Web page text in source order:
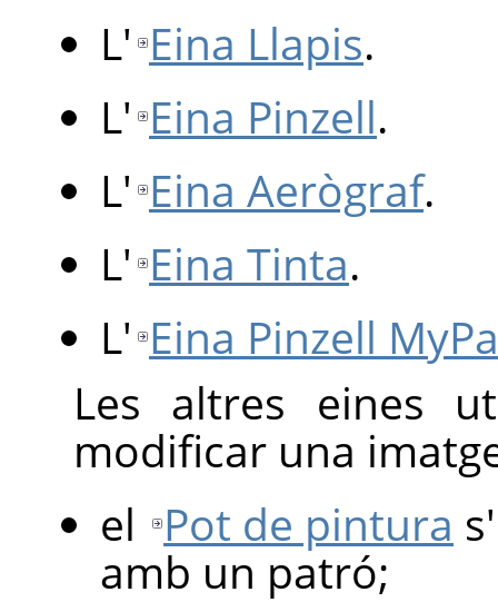
L' Eina Llapis.
L' Eina Pinzell.
L' Eina Aerògraf.
L' Eina Tinta.
L' Eina Pinzell
Les altres eines
modificar una
el Pot de pintura
amb un patró;